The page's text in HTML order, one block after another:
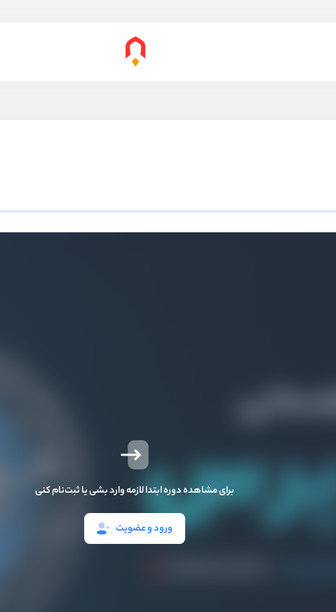
برای مشاهده دوره ابتدا لازمه وارد بشی یا ثبت‌نام کنی
ورود و عضویت